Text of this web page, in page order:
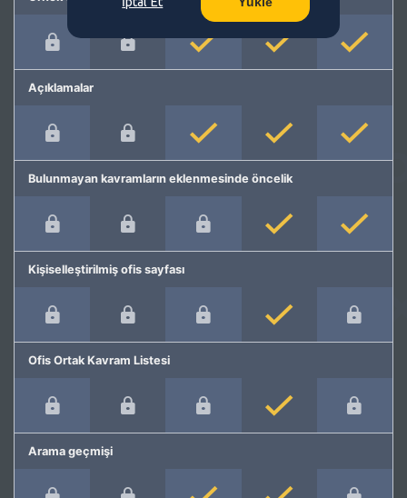
Açıklamalar
Bulunmayan kavramların eklenmesinde öncelik
Kişiselleştirilmiş ofis sayfası
Ofis Ortak Kavram Listesi
Arama geçmişi